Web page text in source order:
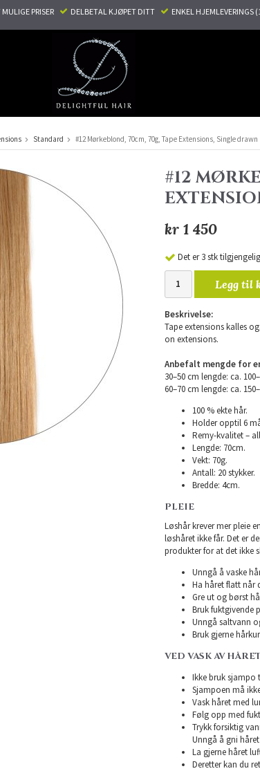
PRISER DELBETAL KJØPET DITT ​ ENKEL HJEMLEVERINGS
Standard #12 Mørkeblond, 70cm, 70g, Tape Extensions, Single drawn
#12
kr 1 450
Det er 3 stk tilgjengelig
Legg til
Beskrivelse:
Tape extensions kalles
on extensions.
Anbefalt mengde for
30–50 cm lengde: ca.
60–70 cm lengde: ca.
100 % ekte hår.
Holder opptil 6
Remy-kvalitet –
Lengde: 70cm.
Vekt: 70g.
Antall: 20 stykker.
Bredde: 4cm.
PLEIE
Løshår krever mer pleie
løshåret ikke får. Det er
produkter for at det ikke
Unngå å vaske
Ha håret flatt når
Gre ut og børst
Bruk fuktgivende
Unngå saltvann
Bruk gjerne
VED VASK AV
Ikke bruk sjampo
Sjampoen må
Vask håret med
Følg opp med
Trykk forsiktig
Unngå å gni
La gjerne håret
Deretter kan du